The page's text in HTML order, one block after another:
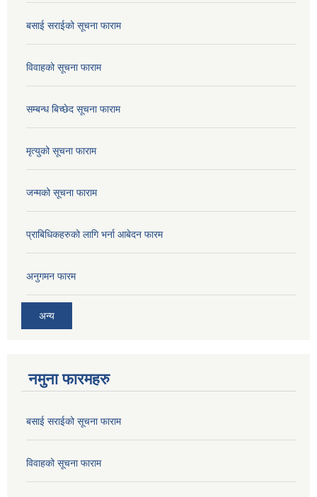
बसाई सराईको सूचना फाराम
विवाहको सूचना फाराम
सम्बन्ध बिच्छेद सूचना फाराम
मृत्युको सूचना फाराम
जन्मको सूचना फाराम
प्राबिधिकहरुको लागि भर्ना आबेदन फारम
अनुगमन फारम
अन्य
नमुना फारमहरु
बसाई सराईको सूचना फाराम
विवाहको सूचना फाराम